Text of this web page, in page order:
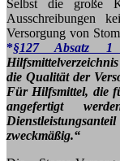
Selbst die große
Ausschreibungen
Versorgung von
*§127 Absatz
die Qualität der
Für Hilfsmittel, die
angefertigt
zweckmäßig.“